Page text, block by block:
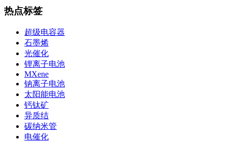
热点标签
超级电容器
石墨烯
光催化
锂离子电池
MXene
钠离子电池
太阳能电池
钙钛矿
异质结
碳纳米管
电催化